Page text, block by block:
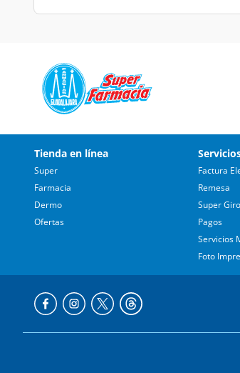
Tienda en línea
Super
Farmacia
Dermo
Ofertas
Factura
Remesa
Super Giro
Pagos
Servicios
Foto